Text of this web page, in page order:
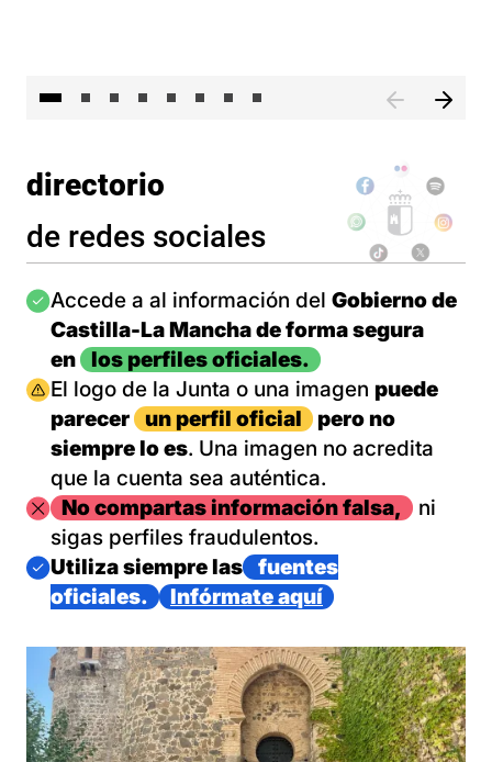
directorio
de redes sociales
Imagen
Accede a al información del Gobierno de
Castilla-La Mancha de forma segura
en
los perfiles oficiales.
Imagen
El logo de la Junta o una imagen puede
parecer
un perfil oficial
pero no
siempre lo es. Una imagen no acredita
que la cuenta sea auténtica.
ImagenNo compartas información falsa,
ni
sigas perfiles fraudulentos.
Imagen
Utiliza siempre las
fuentes
oficiales.
Infórmate aquí